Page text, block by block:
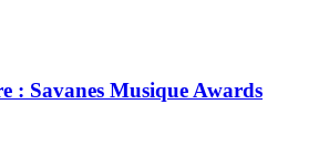
: Savanes Musique Awards